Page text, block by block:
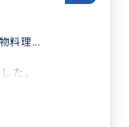
料理...
た。